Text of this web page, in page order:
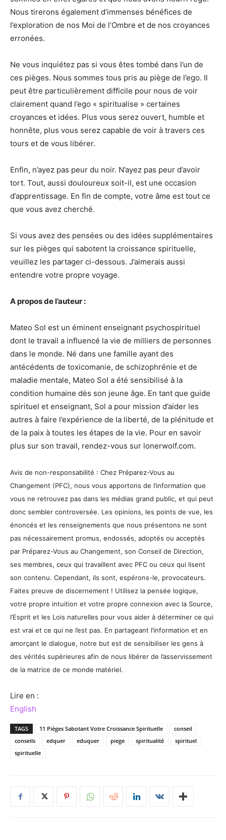
Nous tirerons également d’immenses bénéfices de
l’exploration de nos Moi de l’Ombre et de nos croyances
erronées.
Ne vous inquiétez pas si vous êtes tombé dans l’un de
ces pièges. Nous sommes tous pris au piège de l’ego. Il
peut être particulièrement difficile pour nous de voir
clairement quand l’ego « spiritualise » certaines
croyances et idées. Plus vous serez ouvert, humble et
honnête, plus vous serez capable de voir à travers ces
tours et de vous libérer.
Enfin, n’ayez pas peur du noir. N’ayez pas peur d’avoir
tort. Tout, aussi douloureux soit-il, est une occasion
d’apprentissage. En fin de compte, votre âme est tout ce
que vous avez cherché.
Si vous avez des pensées ou des idées supplémentaires
sur les pièges qui sabotent la croissance spirituelle,
veuillez les partager ci-dessous. J’aimerais aussi
entendre votre propre voyage.
A propos de l’auteur :
Mateo Sol est un éminent enseignant psychospirituel
dont le travail a influencé la vie de milliers de personnes
dans le monde. Né dans une famille ayant des
antécédents de toxicomanie, de schizophrénie et de
maladie mentale, Mateo Sol a été sensibilisé à la
condition humaine dès son jeune âge. En tant que guide
spirituel et enseignant, Sol a pour mission d’aider les
autres à faire l’expérience de la liberté, de la plénitude et
de la paix à toutes les étapes de la vie. Pour en savoir
plus sur son travail, rendez-vous sur lonerwolf.com.
Avis de non-responsabilité : Chez Préparez-Vous au
Changement (PFC), nous vous apportons de l’information que
vous ne retrouvez pas dans les médias grand public, et qui peut
donc sembler controversée. Les opinions, les points de vue, les
énoncés et les renseignements que nous présentons ne sont
pas nécessairement promus, endossés, adoptés ou acceptés
par Préparez-Vous au Changement, son Conseil de Direction,
ses membres, ceux qui travaillent avec PFC ou ceux qui lisent
son contenu. Cependant, ils sont, espérons-le, provocateurs.
Faites preuve de discernement ! Utilisez la pensée logique,
votre propre intuition et votre propre connexion avec la Source,
l’Esprit et les Lois naturelles pour vous aider à déterminer ce qui
est vrai et ce qui ne l’est pas. En partageant l’information et en
amorçant le dialogue, notre but est de sensibiliser les gens à
des vérités supérieures afin de nous libérer de l’asservissement
de la matrice de ce monde matériel.
Lire en :
English
TAGS 11 Pièges Sabotant Votre Croissance Spirituelle
conseil
conseils
edquer eduquer piege spiritualité
spirituel
spirituelle